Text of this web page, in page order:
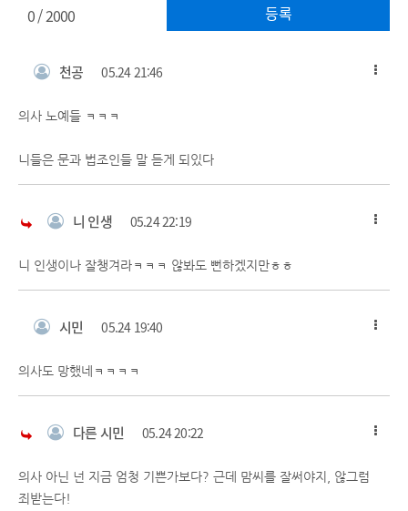
등록
0/ 2000
천공 05.24 21:46
의사 노예들 ㅋㅋㅋ
니들은 문과 법조인들 말 듣게 되있다
니 인생 05.24 22:19
니 인생이나 잘챙겨라ㅋㅋㅋ 않봐도 뻔하겠지만ㅎㅎ
시민 05.24 19:40
의사도 망했네ㅋㅋㅋㅋ
다른 시민 05.24 20:22
의사 아닌 넌 지금 엄청 기쁜가보다? 근데 맘씨를 잘써야지, 않그럼
죄받는다!